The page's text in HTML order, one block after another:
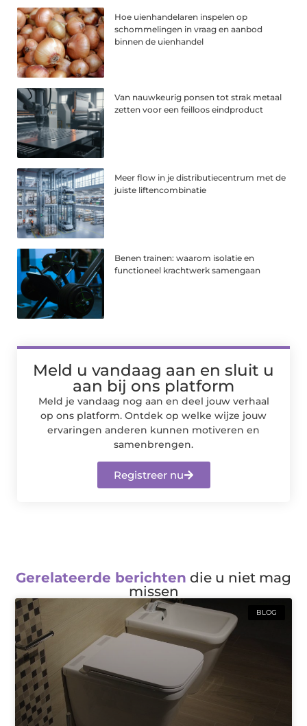
Hoe uienhandelaren inspelen op
schommelingen in vraag en aanbod
binnen de uienhandel
Van nauwkeurig ponsen tot strak metaal
zetten voor een feilloos eindproduct
Meer flow in je distributiecentrum met de
juiste liftencombinatie
Benen trainen: waarom isolatie en
functioneel krachtwerk samengaan
Meld u vandaag aan en sluit u
aan bij ons platform
Meld je vandaag nog aan en deel jouw verhaal
op ons platform. Ontdek op welke wijze jouw
ervaringen anderen kunnen motiveren en
samenbrengen.
Registreer nu
Gerelateerde berichten die u niet mag
missen
BLOG